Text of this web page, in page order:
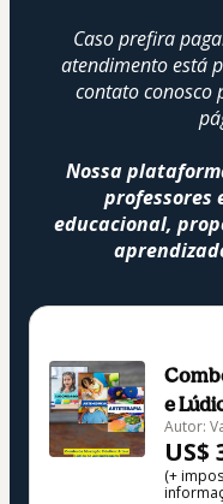
Caso prefira
atendimento está
contato conosco
Nossa
professores
educacional,
e
Autor:
US$
(+